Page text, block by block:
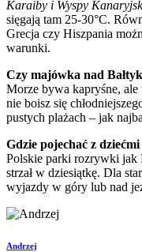
Karaiby i Wyspy
sięgają tam 25-30°C.
Grecja czy Hiszpania
warunki.
Czy majówka nad
Morze bywa kapryśne, ale
nie boisz się
pustych plażach – jak
Gdzie pojechać z
Polskie parki rozrywki jak
strzał w dziesiątkę. Dla
wyjazdy w góry lub nad
Andrzej